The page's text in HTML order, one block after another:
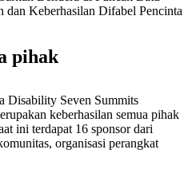
pihak
Disability Seven Summits
keberhasilan semua pihak
ini terdapat 16 sponsor dari
organisasi perangkat